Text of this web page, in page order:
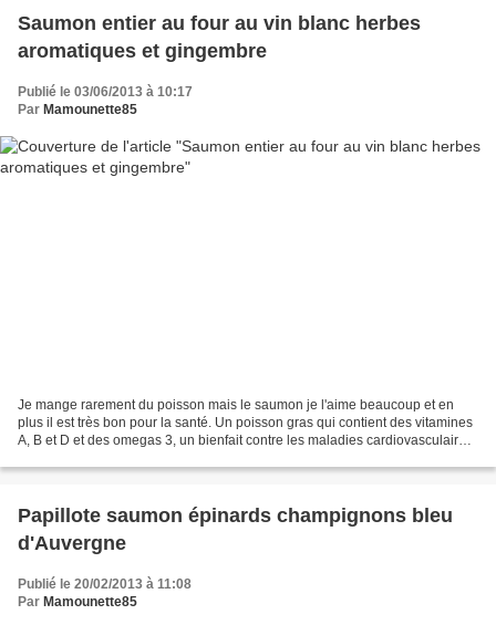
Saumon entier au four au vin blanc herbes
aromatiques et gingembre
Publié le 03/06/2013 à 10:17
Par Mamounette85
Je mange rarement du poisson mais le saumon je l'aime beaucoup et en
plus il est très bon pour la santé. Un poisson gras qui contient des vitamines
A, B et D et des omegas 3, un bienfait contre les maladies cardiovasculaires
Papillote saumon épinards champignons bleu
d'Auvergne
Publié le 20/02/2013 à 11:08
Par Mamounette85